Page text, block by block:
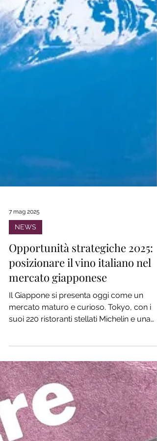
7 mag 2025
NEWS
Opportunità strategiche 2025:
posizionare il vino italiano nel
mercato giapponese
Il Giappone si presenta oggi come un
ideale per le cantine che vogliono
conquistare consumatori sofisticati e
professionisti del settore.